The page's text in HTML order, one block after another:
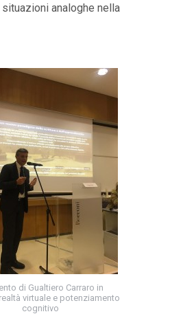
analoghe nella
di Gualtiero Carraro in
virtuale e potenziamento
cognitivo